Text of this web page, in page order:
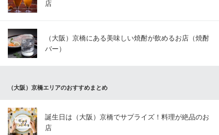
店
（大阪）京橋にある美味しい焼酎が飲めるお店（焼酎
バー）
（大阪）京橋エリアのおすすめまとめ
誕生日は（大阪）京橋でサプライズ！料理が絶品のお
店